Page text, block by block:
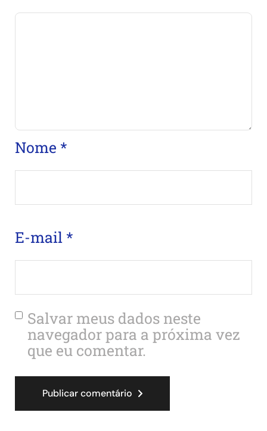
Nome *
E-mail *
Salvar meus dados neste
navegador para a próxima vez
que eu comentar.
Publicar comentário